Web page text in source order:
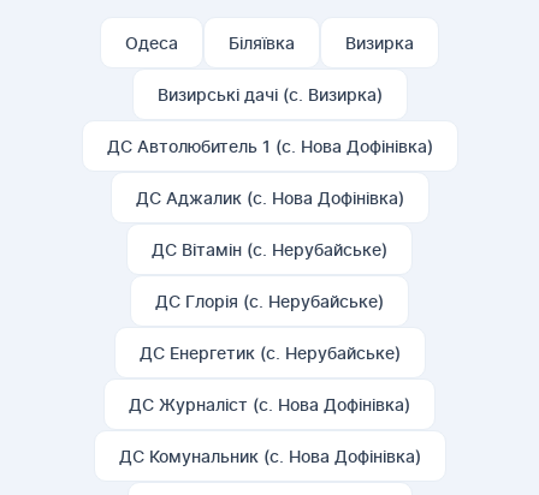
Одеса Біляївка Визирка
Визирські дачі (с. Визирка)
ДС Автолюбитель 1 (с. Нова Дофінівка)
ДС Аджалик (с. Нова Дофінівка)
ДС Вітамін (с. Нерубайське)
ДС Глорія (с. Нерубайське)
ДС Енергетик (с. Нерубайське)
ДС Журналіст (с. Нова Дофінівка)
ДС Комунальник (с. Нова Дофінівка)